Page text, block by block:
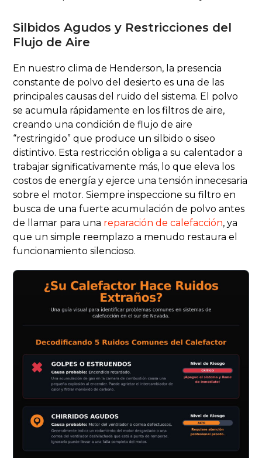
Silbidos Agudos y Restricciones del
Flujo de Aire
En nuestro clima de Henderson, la presencia
constante de polvo del desierto es una de las
principales causas del ruido del sistema. El polvo
se acumula rápidamente en los filtros de aire,
creando una condición de flujo de aire
“restringido” que produce un silbido o siseo
distintivo. Esta restricción obliga a su calentador a
trabajar significativamente más, lo que eleva los
costos de energía y ejerce una tensión innecesaria
sobre el motor. Siempre inspeccione su filtro en
busca de una fuerte acumulación de polvo antes
de llamar para una reparación de calefacción, ya
que un simple reemplazo a menudo restaura el
funcionamiento silencioso.